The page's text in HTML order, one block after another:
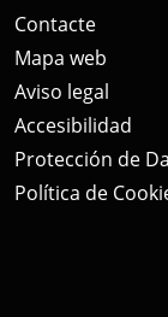
Contacte
Mapa web
Aviso legal
Accesibilidad
Protección de
Política de